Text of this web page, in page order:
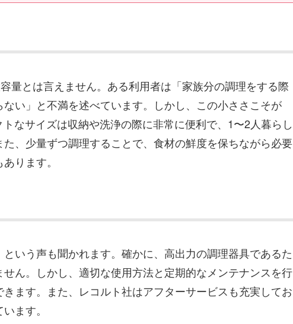
量とは言えません。ある利用者は「家族分の調理をする際
い」と不満を述べています。しかし、この小ささこそが
なサイズは収納や洗浄の際に非常に便利で、1〜2人暮らし
、少量ずつ調理することで、食材の鮮度を保ちながら必要
ります。
という声も聞かれます。確かに、高出力の調理器具であるた
ん。しかし、適切な使用方法と定期的なメンテナンスを行
ます。また、レコルト社はアフターサービスも充実してお
ます。